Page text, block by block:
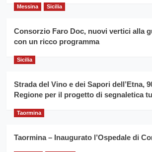
grano
anno
Franco
Caruso
Messina Sicilia
Consorzio Faro Doc, nuovi vertici alla
con un ricco programma
Sicilia
Strada del Vino e dei Sapori dell’Etna,
Regione per il progetto di segnaletica
Taormina
Taormina – Inaugurato l’Ospedale di